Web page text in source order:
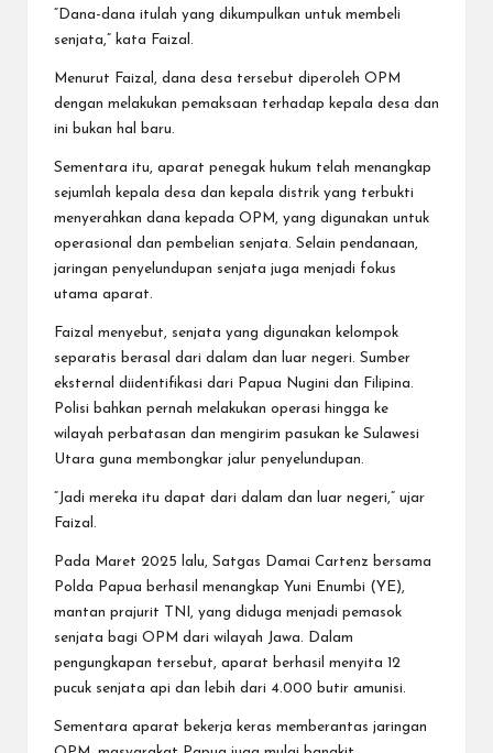
“Dana-dana itulah yang dikumpulkan untuk membeli
senjata,” kata Faizal.
Menurut Faizal, dana desa tersebut diperoleh OPM
dengan melakukan pemaksaan terhadap kepala desa dan
ini bukan hal baru.
Sementara itu, aparat penegak hukum telah menangkap
sejumlah kepala desa dan kepala distrik yang terbukti
menyerahkan dana kepada OPM, yang digunakan untuk
operasional dan pembelian senjata. Selain pendanaan,
jaringan penyelundupan senjata juga menjadi fokus
utama aparat.
Faizal menyebut, senjata yang digunakan kelompok
separatis berasal dari dalam dan luar negeri. Sumber
eksternal diidentifikasi dari Papua Nugini dan Filipina.
Polisi bahkan pernah melakukan operasi hingga ke
wilayah perbatasan dan mengirim pasukan ke Sulawesi
Utara guna membongkar jalur penyelundupan.
“Jadi mereka itu dapat dari dalam dan luar negeri,” ujar
Faizal.
Pada Maret 2025 lalu, Satgas Damai Cartenz bersama
Polda Papua berhasil menangkap Yuni Enumbi (YE),
mantan prajurit TNI, yang diduga menjadi pemasok
senjata bagi OPM dari wilayah Jawa. Dalam
pengungkapan tersebut, aparat berhasil menyita 12
pucuk senjata api dan lebih dari 4.000 butir amunisi.
Sementara aparat bekerja keras memberantas jaringan